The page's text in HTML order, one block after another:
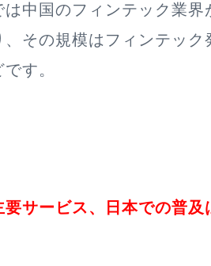
は中国のフィンテック業
、その規模はフィンテッ
す。
要サービス、日本での普及